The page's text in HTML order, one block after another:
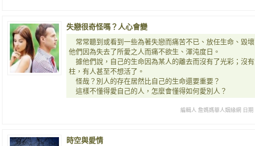
失戀很奇怪嗎？人心會變
常常聽到或看到一些為著失戀而痛苦不已、放任生命、毀壞
他們因為失去了所愛之人而痛不欲生、渾沌度日。
據他們說，自己的生命因為某人的離去而沒有了光彩；沒
柱，有人甚至不想活了。
怪哉？別人的存在居然比自己的生命還要重要？
這樣不懂得愛自己的人，怎麼會懂得如何愛別人？
編輯人 詹媽媽華人姻緣網 日
時空與愛情